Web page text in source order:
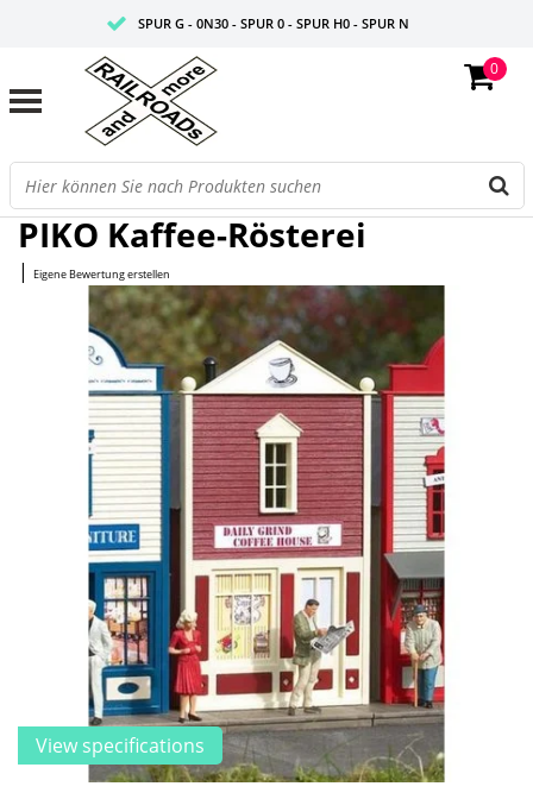
SPUR G - 0N30 - SPUR 0 - SPUR H0 - SPUR N
0
Startseite/Kaffee-Rösterei
PIKO Kaffee-Rösterei
| Eigene Bewertung erstellen
View specifications